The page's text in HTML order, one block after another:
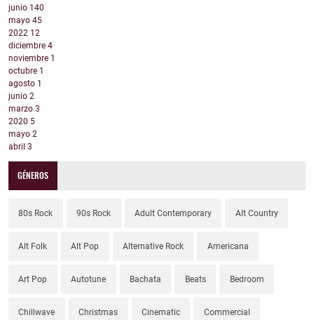
junio 140
mayo 45
2022 12
diciembre 4
noviembre 1
octubre 1
agosto 1
junio 2
marzo 3
2020 5
mayo 2
abril 3
GÉNEROS
80s Rock 90s Rock Adult Contemporary Alt Country
Alt Folk Alt Pop Alternative Rock Americana
Art Pop Autotune Bachata Beats Bedroom
Chillwave Christmas Cinematic Commercial